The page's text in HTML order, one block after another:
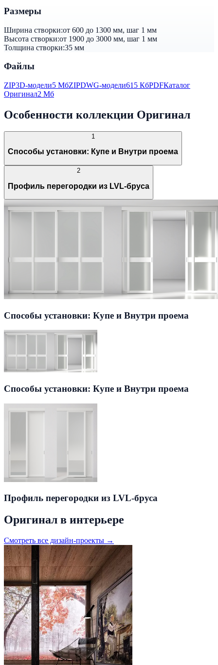
Размеры
Ширина створки:от 600 до 1300 мм, шаг 1 мм
Высота створки:от 1900 до 3000 мм, шаг 1 мм
Толщина створки:35 мм
Файлы
ZIP3D-модели5 МбZIPDWG-модели615 КбPDFКаталог
Оригинал2 Мб
Особенности коллекции Оригинал
1
Способы установки: Купе и Внутри проема
2
Профиль перегородки из LVL-бруса
Способы установки: Купе и Внутри проема
Способы установки: Купе и Внутри проема
Профиль перегородки из LVL-бруса
Оригинал в интерьере
Смотреть все дизайн-проекты →